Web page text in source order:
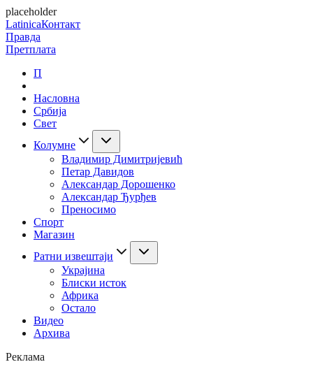
placeholder
LatinicaКонтакт
Правда
Претплата
П
Насловна
Србија
Свет
Колумне
Владимир Димитријевић
Петар Давидов
Александар Дорошенко
Александар Ђурђев
Преносимо
Спорт
Магазин
Ратни извештаји
Украјина
Блиски исток
Африка
Остало
Видео
Архива
Реклама